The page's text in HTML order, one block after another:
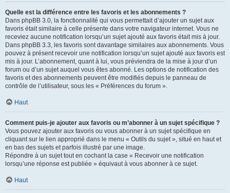
Quelle est la différence entre les favoris et les abonnements ?
Dans phpBB 3.0, la fonctionnalité qui vous permettait d’ajouter un sujet aux
favoris était similaire à celle présente dans votre navigateur internet. Vous ne
receviez aucune notification lorsqu’un sujet ajouté aux favoris était mis à jour.
Dans phpBB 3.3, les favoris sont davantage similaires aux abonnements. Vous
pouvez à présent recevoir une notification lorsqu’un sujet ajouté aux favoris est
mis à jour. L’abonnement, quant à lui, vous préviendra de la mise à jour d’un
forum ou d’un sujet auquel vous êtes abonné. Les options de notification des
favoris et des abonnements peuvent être modifiés depuis le panneau de
contrôle de l’utilisateur, sous les « Préférences du forum ».
Haut
Comment puis-je ajouter aux favoris ou m’abonner à un sujet spécifique ?
Vous pouvez ajouter aux favoris ou vous abonner à un sujet spécifique en
cliquant sur le lien approprié dans le menu « Outils du sujet », situé en haut et
en bas des sujets et parfois illustré par une image.
Répondre à un sujet tout en cochant la case « Recevoir une notification
lorsqu’une réponse est publiée » équivaut à vous abonner à ce sujet.
Haut